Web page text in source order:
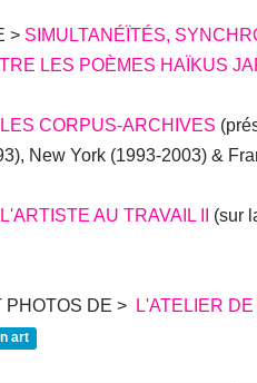
> SIMULTANÉÏTÉS,
LES POÈMES HAÏKUS
LES CORPUS-ARCHIVES
New York (1993-2003) &
L'ARTISTE AU TRAVAIL II
(sur
PHOTOS DE > L'ATELIER
art